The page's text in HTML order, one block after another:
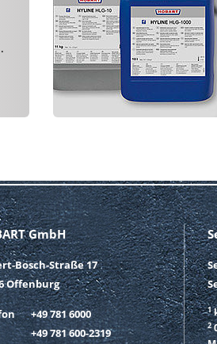
GmbH
Bosch-Straße 17
Offenburg
+49 781 6000
+49 781 600-2319
1
2